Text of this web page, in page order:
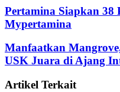
Pertamina Siapkan 38
Mypertamina
Manfaatkan
USK Juara di Ajang
Artikel Terkait